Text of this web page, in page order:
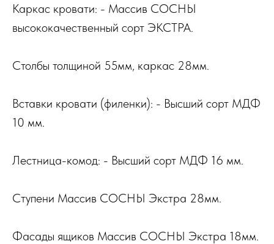
Каркас кровати: - Массив СОСНЫ
высококачественный сорт ЭКСТРА.
Столбы толщиной 55мм, каркас 28мм.
Вставки кровати (филенки): - Высший сорт МДФ
10 мм.
Лестница-комод: - Высший сорт МДФ 16 мм.
Ступени Массив СОСНЫ Экстра 28мм.
Фасады ящиков Массив СОСНЫ Экстра 18мм.